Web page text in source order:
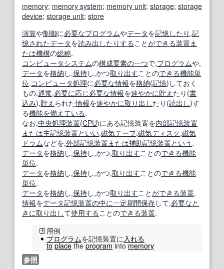
memory; memory system; memory unit; storage; storage
device; storage unit; store
演算や制御に必要なプログラムやデータを記憶したり ,記
憶されたデータを読み出したりする ことができる装置ま
たは機構の総称.
コンピュータシステムの構成要素の一つで,プログラムや,
データを格納 し,保持し,かつ取り出すことのできる機能単
位.コンピュータ処理に必要な情報を格納(記憶)しておく
もの.通常,必要に応じ必要な情報を速やかに貯え たり(書
込み),貯え られた情報を速やかに取り出したり(読出し)す
る機能を備えている.
なお,中央処理装置(CPU)にある記憶装置を内部記憶装置
または主記憶装置といい,磁気テープ,磁気ディスク,磁気
ドラムなどを,外部記憶装置または補助記憶装置という .
データを格納 し,保持し,かつ,取り出すことのできる機能
単位.
データを格納 し,保持し,かつ,取り出すことのできる機能
単位.
データを格納 し,保持し,かつ取り出すことができる装置.
情報をデータ記憶装置の中に一定期間保存して,必要なと
きに取り出して使用する ことのできる装置.
用例
プログラムを記憶装置に 入れる
to placetheprogramintomemory
参照